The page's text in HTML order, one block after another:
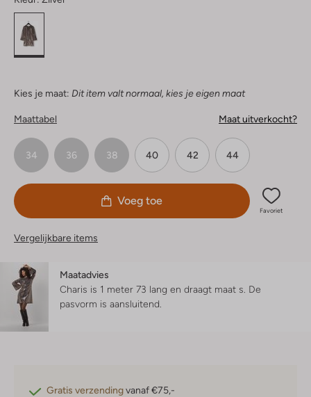
Kies je maat: Dit item valt normaal, kies je eigen maat
Maattabel Maat uitverkocht?
34 36 38 40 42 44
Voeg toe
Favoriet
Vergelijkbare items
Maatadvies
Charis is 1 meter 73 lang en draagt maat s. De
pasvorm is aansluitend
Gratis verzendingvanaf €75,-